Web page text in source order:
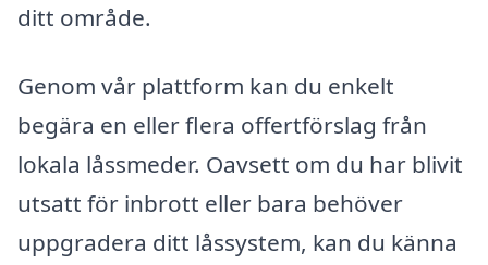
ditt område.
Genom vår plattform kan du enkelt
begära en eller flera offertförslag från
lokala låssmeder. Oavsett om du har blivit
utsatt för inbrott eller bara behöver
uppgradera ditt låssystem, kan du känna